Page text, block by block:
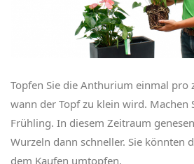
Topfen Sie die Anthurium einmal pro
wann der Topf zu klein wird. Machen
Frühling. In diesem Zeitraum
Wurzeln dann schneller. Sie könnten
dem Kaufen umtopfen.